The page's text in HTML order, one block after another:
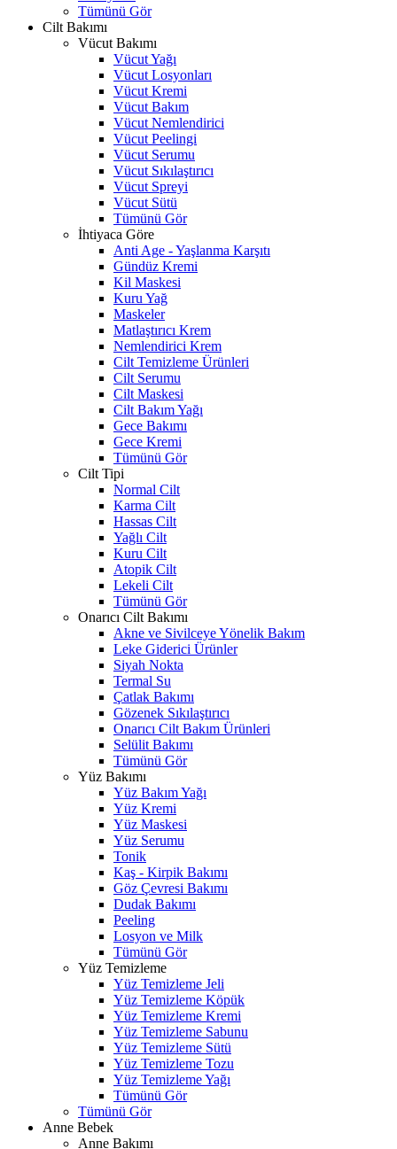
Tümünü Gör
Cilt Bakımı
Vücut Bakımı
Vücut Yağı
Vücut Losyonları
Vücut Kremi
Vücut Bakım
Vücut Nemlendirici
Vücut Peelingi
Vücut Serumu
Vücut Sıkılaştırıcı
Vücut Spreyi
Vücut Sütü
Tümünü Gör
İhtiyaca Göre
Anti Age - Yaşlanma Karşıtı
Gündüz Kremi
Kil Maskesi
Kuru Yağ
Maskeler
Matlaştırıcı Krem
Nemlendirici Krem
Cilt Temizleme Ürünleri
Cilt Serumu
Cilt Maskesi
Cilt Bakım Yağı
Gece Bakımı
Gece Kremi
Tümünü Gör
Cilt Tipi
Normal Cilt
Karma Cilt
Hassas Cilt
Yağlı Cilt
Kuru Cilt
Atopik Cilt
Lekeli Cilt
Tümünü Gör
Onarıcı Cilt Bakımı
Akne ve Sivilceye Yönelik Bakım
Leke Giderici Ürünler
Siyah Nokta
Termal Su
Çatlak Bakımı
Gözenek Sıkılaştırıcı
Onarıcı Cilt Bakım Ürünleri
Selülit Bakımı
Tümünü Gör
Yüz Bakımı
Yüz Bakım Yağı
Yüz Kremi
Yüz Maskesi
Yüz Serumu
Tonik
Kaş - Kirpik Bakımı
Göz Çevresi Bakımı
Dudak Bakımı
Peeling
Losyon ve Milk
Tümünü Gör
Yüz Temizleme
Yüz Temizleme Jeli
Yüz Temizleme Köpük
Yüz Temizleme Kremi
Yüz Temizleme Sabunu
Yüz Temizleme Sütü
Yüz Temizleme Tozu
Yüz Temizleme Yağı
Tümünü Gör
Tümünü Gör
Anne Bebek
Anne Bakımı